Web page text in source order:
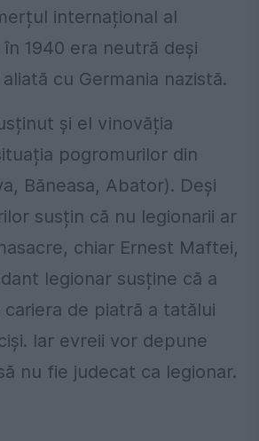
internațional al
în 1940 era neutră deși
cu Germania nazistă.
și el vinovăția
pogromurilor din
Băneasa, Abator). Deși
susțin că nu legionarii ar
chiar Ernest Maftei,
legionar susține că a
cariera de piatră a tatălui
Iar evreii vor depune
nu fie judecat ca legionar.